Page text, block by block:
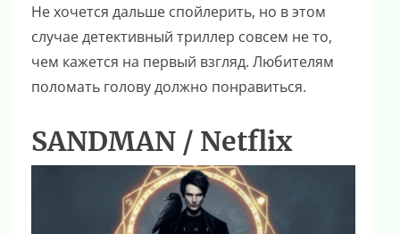
Не хочется дальше спойлерить, но в этом
случае детективный триллер совсем не то,
чем кажется на первый взгляд. Любителям
поломать голову должно понравиться.
SANDMAN / Netflix